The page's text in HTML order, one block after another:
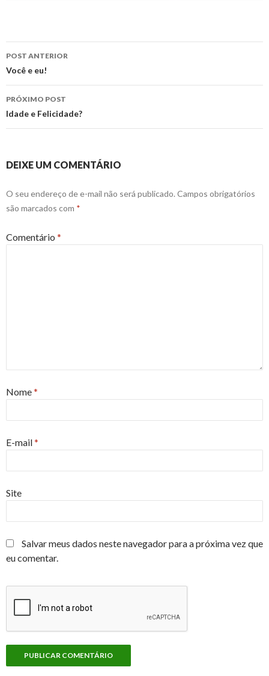
Navegação
de
posts
POST ANTERIOR
Você e eu!
PRÓXIMO POST
Idade e Felicidade?
DEIXE UM COMENTÁRIO
O seu endereço de e-mail não será publicado. Campos obrigatórios
são marcados com *
Comentário *
Nome*
E-mail*
Site
Salvar meus dados neste navegador para a próxima vez que
eu comentar.